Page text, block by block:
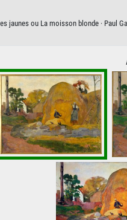
jaunes ou La moisson blonde · Paul